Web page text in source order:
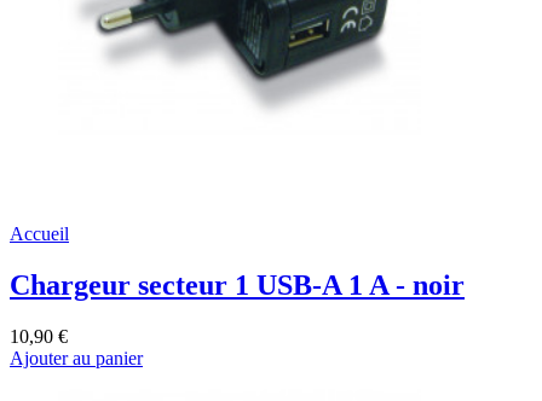
Accueil
Chargeur secteur 1 USB-A 1 A - noir
10,90 €
Ajouter au panier